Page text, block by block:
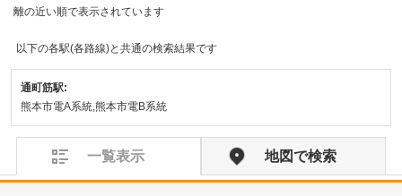
離の近い順で表示されています
以下の各駅(各路線)と共通の検索結果です
通町筋駅:
熊本市電A系統,熊本市電B系統
一覧表示 地図で検索